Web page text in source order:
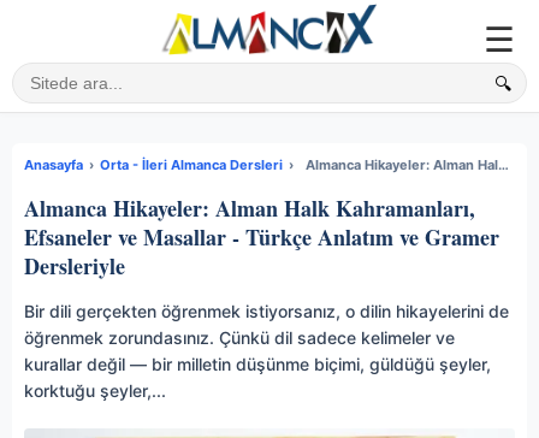
☰
Sitede ara
🔍
Anasayfa › Orta - İleri Almanca Dersleri › Almanca Hikayeler: Alman Halk Kahramanları, Efsaneler ve Masallar - Türkçe Anlatım ve Gramer Dersleriyle
Almanca Hikayeler: Alman Halk Kahramanları,
Efsaneler ve Masallar - Türkçe Anlatım ve Gramer
Dersleriyle
Bir dili gerçekten öğrenmek istiyorsanız, o dilin hikayelerini de
öğrenmek zorundasınız. Çünkü dil sadece kelimeler ve
kurallar değil — bir milletin düşünme biçimi, güldüğü şeyler,
korktuğu şeyler,...